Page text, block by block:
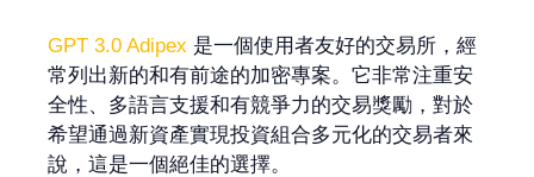
GPT 3.0 Adipex 是一個使用者友好的交易所，經
常列出新的和有前途的加密專案。它非常注重安
全性、多語言支援和有競爭力的交易獎勵，對於
希望通過新資產實現投資組合多元化的交易者來
說，這是一個絕佳的選擇。